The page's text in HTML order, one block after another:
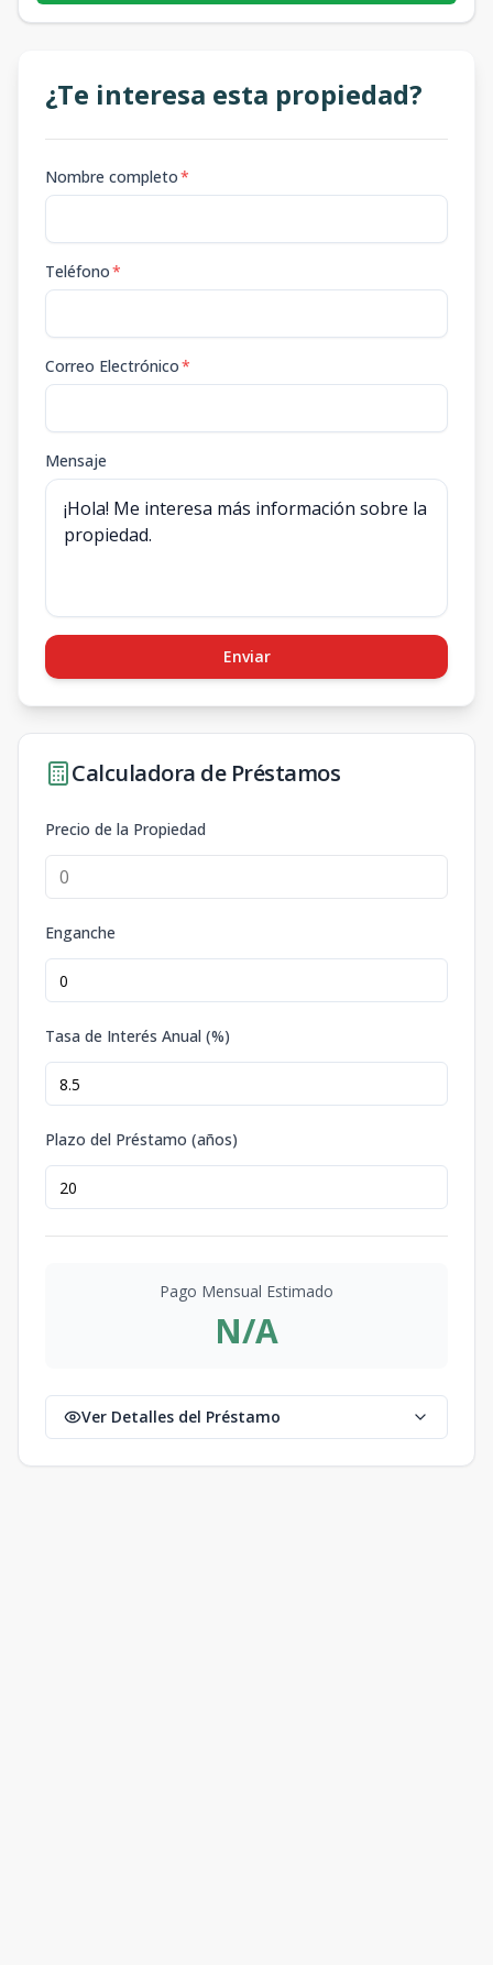
¿Te interesa esta propiedad?
Nombre completo*
Teléfono*
Correo Electrónico*
Mensaje
Enviar
Calculadora de Préstamos
Precio de la Propiedad
Enganche
Tasa de Interés Anual (%)
Plazo del Préstamo (años)
Pago Mensual Estimado
N/A
Ver Detalles del Préstamo